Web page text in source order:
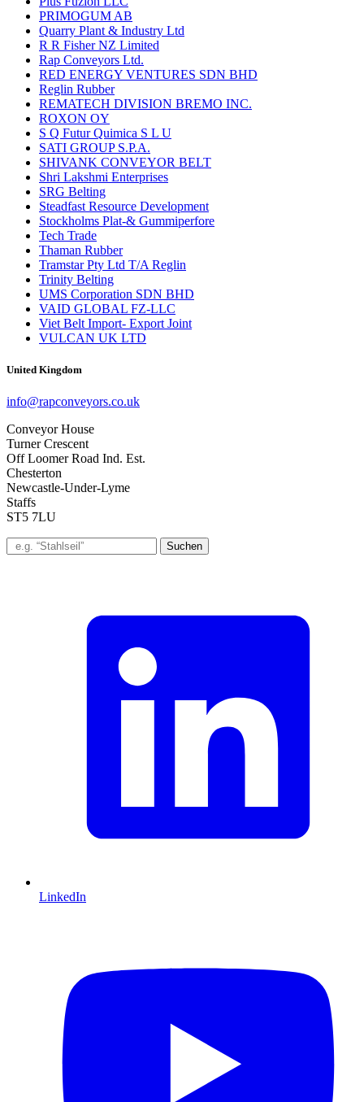
PRIMOGUM AB
Quarry Plant & Industry Ltd
R R Fisher NZ Limited
Rap Conveyors Ltd.
RED ENERGY VENTURES SDN BHD
Reglin Rubber
REMATECH DIVISION BREMO INC.
ROXON OY
S Q Futur Quimica S L U
SATI GROUP S.P.A.
SHIVANK CONVEYOR BELT
Shri Lakshmi Enterprises
SRG Belting
Steadfast Resource Development
Stockholms Plat-& Gummiperfore
Tech Trade
Thaman Rubber
Tramstar Pty Ltd T/A Reglin
Trinity Belting
UMS Corporation SDN BHD
VAID GLOBAL FZ-LLC
Viet Belt Import- Export Joint
VULCAN UK LTD
United Kingdom
info@rapconveyors.co.uk
Conveyor House
Turner Crescent
Off Loomer Road Ind. Est.
Chesterton
Newcastle-Under-Lyme
Staffs
ST5 7LU
Suchen
LinkedIn